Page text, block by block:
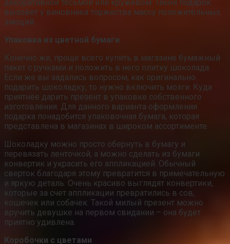
декоративной тесьмой или кружевом. Такой подарок
вызовет у виновника торжества массу положительных
эмоций.
Упаковка из цветной бумаги
Конечно же, проще всего купить в магазине бумажный
пакет с ручками и положить в него плитку шоколада.
Если же вы задались вопросом, как оригинально
подарить шоколадку, то нужно включить мозги. Куда
приятнее дарить презент в упаковке собственного
изготовления. Для данного варианта оформления
подарка понадобится упаковочная бумага, которая
представлена в магазинах в широком ассортименте.
Шоколадку можно просто обернуть в бумагу и
перевязать ленточкой, а можно сделать из бумаги
конвертик и украсить его аппликацией. Обычный
сверток благодаря этому превратится в примечательную
и яркую деталь. Очень красиво выглядят конвертики,
которые за счет аппликации превратились в сов,
кошечек или собачек. Такой милый презент можно
вручить девушке на первом свидании – она будет
приятно удивлена.
Коробочки с цветами